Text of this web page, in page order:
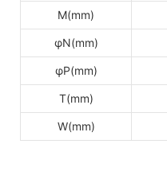
M(mm)
φN(mm)
φP(mm)
T(mm)
W(mm)